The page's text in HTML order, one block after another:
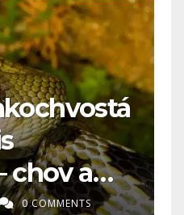
vyžla: pre
a čo
0 COMMENTS